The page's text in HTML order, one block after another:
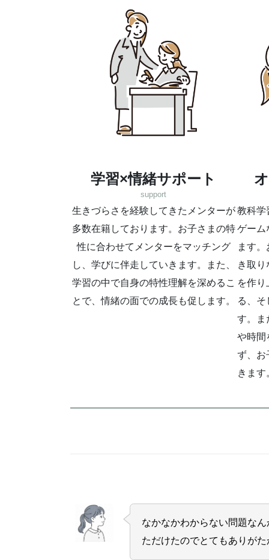
学習×情緒サポート
support
生きづらさを経験してきたメンターが
多数在籍しております。お子さまの特
性に合わせてメンターをマッチング
し、学びに伴走していきます。また、
学習の中で自身の特性理解を深めるこ
とで、情緒の面での成長も促します。
教科学
ゲーム
ます
き取
を作
る、
す。ま
や時間
ず、お
きます
なかなかわからない問題な
ただけたのでとてもありが